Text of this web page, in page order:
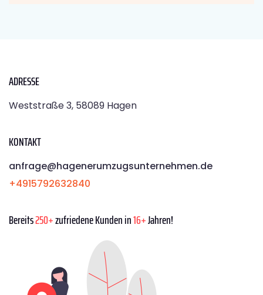
ADRESSE
Weststraße 3, 58089 Hagen
KONTAKT
anfrage@hagenerumzugsunternehmen.de
+4915792632840
Bereits250+zufriedene Kunden in16+Jahren!